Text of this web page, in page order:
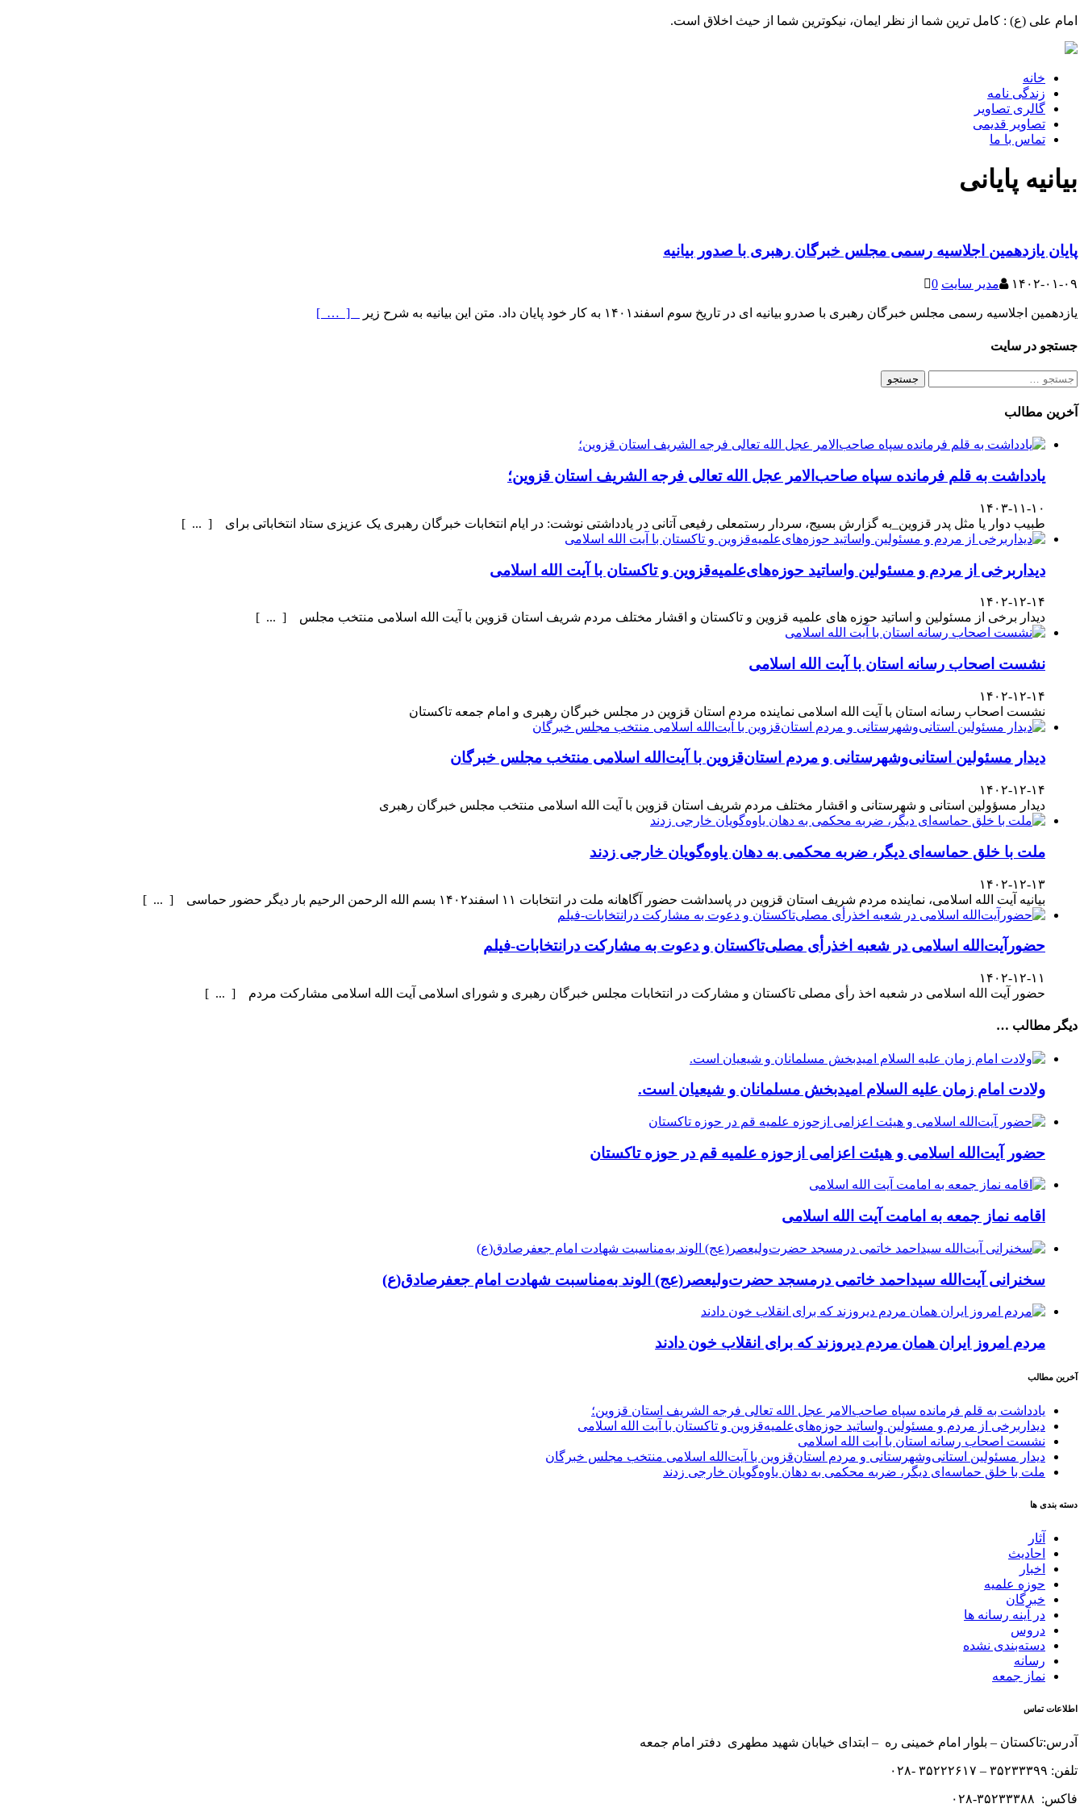
امام علی (ع) : کامل ترین شما از نظر ایمان، نیکوترین شما از حیث اخلاق است.
خانه
زندگی نامه
گالری تصاویر
تصاویر قدیمی
تماس با ما
بیانیه پایانی
پایان یازدهمین اجلاسیه رسمی مجلس خبرگان رهبری با صدور بیانیه
۱۴۰۲-۰۱-۰۹ مدیر سایت 0
یازدهمین اجلاسیه رسمی مجلس خبرگان رهبری با صدرو بیانیه ای در تاریخ سوم اسفند۱۴۰۱ به کار خود پایان داد. متن این بیانیه به شرح زیر [ … ]
جستجو در سایت
جستجو
آخرین مطالب
یادداشت به قلم فرمانده سپاه صاحب‌الامر عجل الله تعالی فرجه الشریف استان قزوین؛
۱۴۰۳-۱۱-۱۰
طبیب دوار یا مثل پدر قزوین_به گزارش بسیج، سردار رستمعلی رفیعی آتانی در یادداشتی نوشت: در ایام انتخابات خبرگان رهبری یک عزیزی ستاد انتخاباتی برای [ ... ]
دیداربرخی از مردم و مسئولین واساتید حوزه‌های‌علمیه‌قزوین و تاکستان با آیت الله اسلامی
۱۴۰۲-۱۲-۱۴
دیدار برخی از مسئولین و اساتید حوزه های علمیه قزوین و تاکستان و اقشار مختلف مردم شریف استان قزوین با آیت الله اسلامی منتخب مجلس [ ... ]
نشست اصحاب رسانه استان با آیت الله اسلامی
۱۴۰۲-۱۲-۱۴
نشست اصحاب رسانه استان با آیت الله اسلامی نماینده مردم استان قزوین در مجلس خبرگان رهبری و امام جمعه تاکستان
دیدار مسئولین استانی‌وشهرستانی و مردم‌ استان‌قزوین با آیت‌الله‌ اسلامی منتخب مجلس‌ خبرگان
۱۴۰۲-۱۲-۱۴
دیدار مسؤولین استانی و شهرستانی و اقشار مختلف مردم شریف استان قزوین با آیت الله اسلامی منتخب مجلس خبرگان رهبری
ملت با خلق حماسه‌ای دیگر، ضربه محکمی به دهان یاوه‌گویان خارجی زدند
۱۴۰۲-۱۲-۱۳
بیانیه آیت الله اسلامی، نماینده مردم شریف استان قزوین در پاسداشت حضور آگاهانه ملت در انتخابات ۱۱ اسفند۱۴۰۲ بسم الله الرحمن الرحیم بار دیگر حضور حماسی [ ... ]
حضورآیت‌الله اسلامی در شعبه اخذرأی مصلی‌تاکستان و دعوت به مشارکت درانتخابات-فیلم
۱۴۰۲-۱۲-۱۱
حضور آیت الله اسلامی در شعبه اخذ رأی مصلی تاکستان و مشارکت در انتخابات مجلس خبرگان رهبری و شورای اسلامی آیت الله اسلامی مشارکت مردم [ ... ]
دیگر مطالب …
ولادت امام زمان علیه السلام امیدبخش مسلمانان و شیعیان است.
حضور آیت‌الله اسلامی و هیئت‌ اعزامی ازحوزه‌ علمیه قم در حوزه تاکستان
اقامه نماز جمعه به امامت آیت الله اسلامی
سخنرانی آیت‌الله سیداحمد خاتمی درمسجد حضرت‌ولیعصر(عج) الوند به‌مناسبت شهادت امام جعفرصادق(ع)
مردم امروز ایران همان مردم دیروزند که برای انقلاب خون دادند
آخرین مطالب
یادداشت به قلم فرمانده سپاه صاحب‌الامر عجل الله تعالی فرجه الشریف استان قزوین؛
دیداربرخی از مردم و مسئولین واساتید حوزه‌های‌علمیه‌قزوین و تاکستان با آیت الله اسلامی
نشست اصحاب رسانه استان با آیت الله اسلامی
دیدار مسئولین استانی‌وشهرستانی و مردم‌ استان‌قزوین با آیت‌الله‌ اسلامی منتخب مجلس‌ خبرگان
ملت با خلق حماسه‌ای دیگر، ضربه محکمی به دهان یاوه‌گویان خارجی زدند
دسته بندی ها
آثار
احادیث
اخبار
حوزه علمیه
خبرگان
در آینه رسانه ها
دروس
دسته‌بندی نشده
رسانه
نماز جمعه
اطلاعات تماس
آدرس:تاکستان – بلوار امام خمینی ره – ابتدای خیابان شهید مطهری دفتر امام جمعه
تلفن: ۳۵۲۳۳۳۹۹ – ۳۵۲۲۲۶۱۷ -۰۲۸
فاکس: ۳۵۲۳۳۳۸۸-۰۲۸